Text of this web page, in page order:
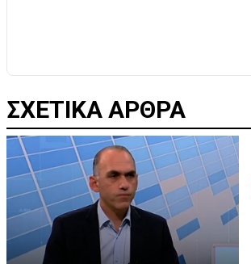
ΣΧΕΤΙΚΑ ΑΡΘΡΑ